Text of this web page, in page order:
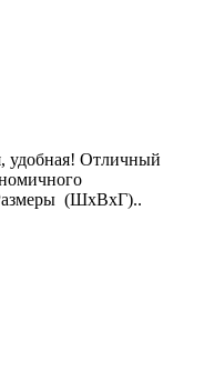
удобная! Отличный
(ШхВхГ)..